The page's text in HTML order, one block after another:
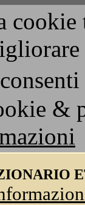
&